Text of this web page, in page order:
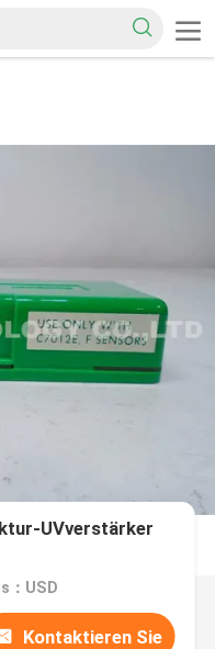
UVverstärker
：USD
Kontaktieren Sie